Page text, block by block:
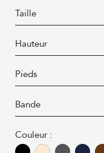
Taille
Hauteur
Pieds
Bande
Couleur :